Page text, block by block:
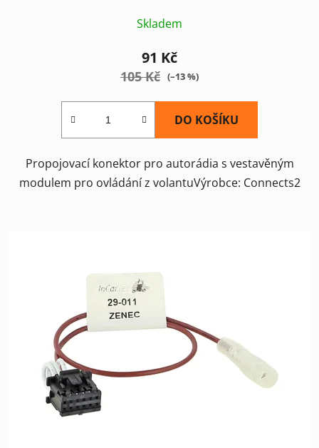
Skladem
91 Kč
105 Kč (–13 %)
DO KOŠÍKU
Propojovací konektor pro autorádia s vestavěným
modulem pro ovládání z volantuVýrobce: Connects2